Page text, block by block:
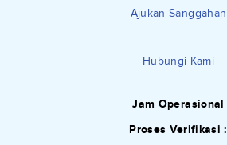
Ajukan Sanggahan
Hubungi Kami
Jam Operasional
Proses Verifikasi :